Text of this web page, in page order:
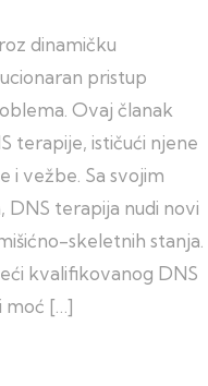
dinamičku
pristup
Ovaj članak
terapije, ističući njene
i vežbe. Sa svojim
DNS terapija nudi novi
skeletnih stanja.
kvalifikovanog DNS
moć […]